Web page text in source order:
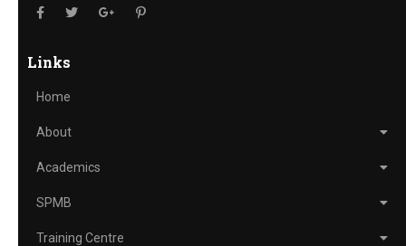
Links
Home
About
Academics
SPMB
Training Centre